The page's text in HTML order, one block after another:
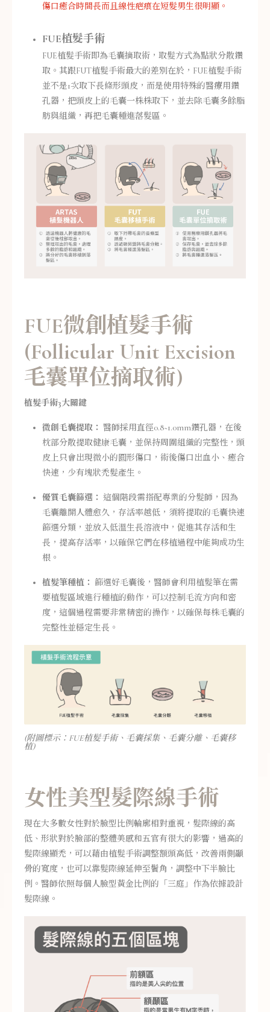
傷口癒合時間長而且線性疤痕在短髮男生很明顯。
FUE植髮手術
FUE植髮手術即為毛囊摘取術，取髮方式為點狀分散鑽
取。其跟FUT植髮手術最大的差別在於，FUE植髮手術
並不是1次取下長條形頭皮，而是使用特殊的醫療用鑽
孔器，把頭皮上的毛囊一株株取下，並去除毛囊多餘脂
肪與組織，再把毛囊種進落髮區。
FUE微創植髮手術
(Follicular Unit Excision
毛囊單位摘取術)
植髮手術3大關鍵
微創毛囊提取： 醫師採用直徑0.8~1.0mm鑽孔器，在後
枕部分散提取健康毛囊，並保持周圍組織的完整性，頭
皮上只會出現微小的圓形傷口，術後傷口出血小、癒合
快速，少有塊狀禿髮產生。
優質毛囊篩選： 這個階段需搭配專業的分髮師，因為
毛囊離開人體愈久，存活率越低，須將提取的毛囊快速
篩選分類，並放入低溫生長溶液中，促進其存活和生
長，提高存活率，以確保它們在移植過程中能夠成功生
根。
植髮筆種植： 篩選好毛囊後，醫師會利用植髮筆在需
要植髮區域進行種植的動作，可以控制毛流方向和密
度，這個過程需要非常精密的操作，以確保每株毛囊的
完整性並穩定生長。
(附圖標示：FUE植髮手術、毛囊採集、毛囊分離、毛囊移
植)
女性美型髮際線手術
現在大多數女性對於臉型比例輪廓相對重視，髮際線的高
低、形狀對於臉部的整體美感和五官有很大的影響，過高的
髮際線顯禿，可以藉由植髮手術調整額頭高低，改善兩側顳
骨的寬度，也可以靠髮際線延伸至鬢角，調整中下半臉比
例。醫師依照每個人臉型黃金比例的「三庭」作為依據設計
髮際線。